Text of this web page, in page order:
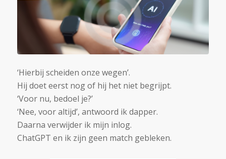
‘Hierbij scheiden onze wegen’.
Hij doet eerst nog of hij het niet begrijpt.
‘Voor nu, bedoel je?’
‘Nee, voor altijd’, antwoord ik dapper.
Daarna verwijder ik mijn inlog.
ChatGPT en ik zijn geen match gebleken.